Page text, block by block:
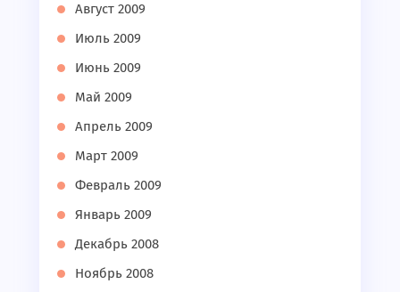
Август 2009
Июль 2009
Июнь 2009
Май 2009
Апрель 2009
Март 2009
Февраль 2009
Январь 2009
Декабрь 2008
Ноябрь 2008